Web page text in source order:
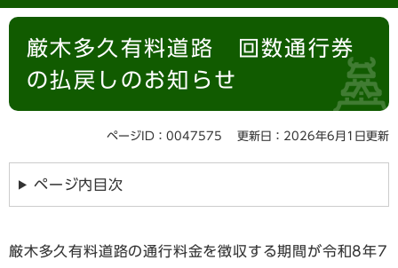
文
へ
カ
タ
ム
索
本
厳木多久有料道路 回数通行券
の払戻しのお知らせ
ページID：0047575 更新日：2026年6月1日更新
ページ内目次
厳木多久有料道路の通行料金を徴収する期間が令和8年7